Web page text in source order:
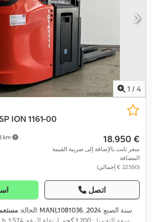
1 / 4
km
ION 1161-00
‏18.950 €
سعر ثابت بالإضافة إلى ضريبة القيمة
المضافة
(‏22.550 € إجمالي)
اتصل
الحالة:, رقم الآلة/المركبة: MANL1081036 , سنة الصنع:2024
,